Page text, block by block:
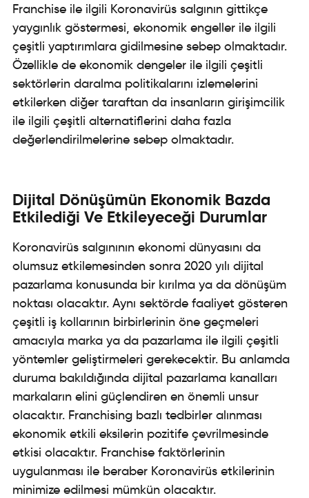
Franchise ile ilgili Koronavirüs salgının gittikçe
yaygınlık göstermesi, ekonomik engeller ile ilgili
çeşitli yaptırımlara gidilmesine sebep olmaktadır.
Özellikle de ekonomik dengeler ile ilgili çeşitli
sektörlerin daralma politikalarını izlemelerini
etkilerken diğer taraftan da insanların girişimcilik
ile ilgili çeşitli alternatiflerini daha fazla
değerlendirilmelerine sebep olmaktadır.
Dijital Dönüşümün Ekonomik Bazda
Etkilediği Ve Etkileyeceği Durumlar
Koronavirüs salgınının ekonomi dünyasını da
olumsuz etkilemesinden sonra 2020 yılı dijital
pazarlama konusunda bir kırılma ya da dönüşüm
noktası olacaktır. Aynı sektörde faaliyet gösteren
çeşitli iş kollarının birbirlerinin öne geçmeleri
amacıyla marka ya da pazarlama ile ilgili çeşitli
yöntemler geliştirmeleri gerekecektir. Bu anlamda
duruma bakıldığında dijital pazarlama kanalları
markaların elini güçlendiren en önemli unsur
olacaktır. Franchising bazlı tedbirler alınması
ekonomik etkili eksilerin pozitife çevrilmesinde
etkisi olacaktır. Franchise faktörlerinin
uygulanması ile beraber Koronavirüs etkilerinin
minimize edilmesi mümkün olacaktır.